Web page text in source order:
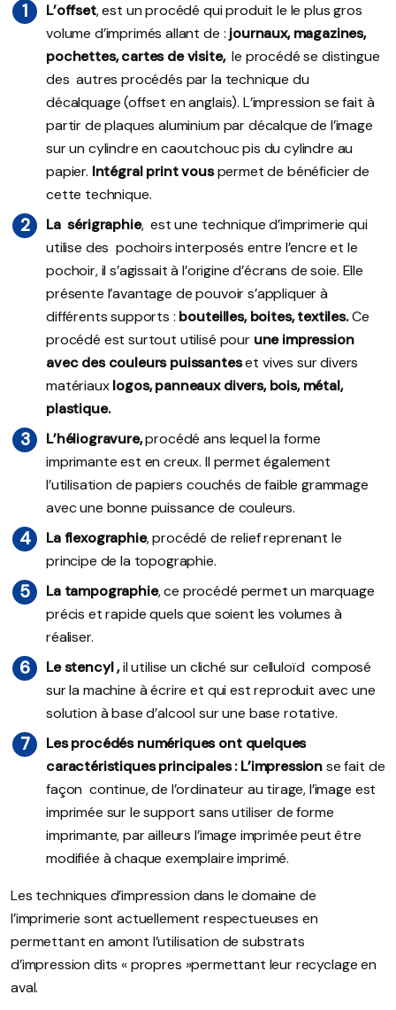
L’offset, est un procédé qui produit le le plus gros
volume d’imprimés allant de : journaux, magazines,
pochettes, cartes de visite, le procédé se distingue
des autres procédés par la technique du
décalquage (offset en anglais). L’impression se fait à
partir de plaques aluminium par décalque de l’image
sur un cylindre en caoutchouc pis du cylindre au
papier. Intégral print vouspermet de bénéficier de
cette technique.
La sérigraphie, est une technique d’imprimerie qui
utilise des pochoirs interposés entre l’encre et le
pochoir, il s’agissait à l’origine d’écrans de soie. Elle
présente l’avantage de pouvoir s’appliquer à
différents supports : bouteilles, boites, textiles.Ce
procédé est surtout utilisé pour une impression
avec des couleurs puissanteset vives sur divers
matériauxlogos, panneaux divers, bois, métal,
plastique.
L’héliogravure,procédé ans lequel la forme
imprimante est en creux. Il permet également
l’utilisation de papiers couchés de faible grammage
avec une bonne puissance de couleurs.
La flexographie, procédé de relief reprenant le
principe de la topographie.
La tampographie, ce procédé permet un marquage
précis et rapide quels que soient les volumes à
réaliser.
Le stencyl ,il utilise un cliché sur celluloïd composé
sur la machine à écrire et qui est reproduit avec une
solution à base d’alcool sur une base rotative.
Les procédés numériques ont quelques
caractéristiques principales : L’impressionse fait de
façon continue, de l’ordinateur au tirage, l’image est
imprimée sur le support sans utiliser de forme
imprimante, par ailleurs l’image imprimée peut être
modifiée à chaque exemplaire imprimé.
Les techniques d’impression dans le domaine de
l’imprimerie sont actuellement respectueuses en
permettant en amont l’utilisation de substrats
d’impression dits « propres »permettant leur recyclage en
aval.